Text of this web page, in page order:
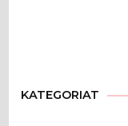
KATEGORIAT